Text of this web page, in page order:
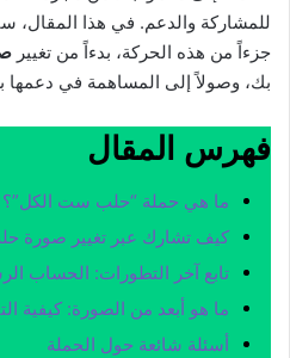
للمشاركة والدعم. في هذا
جزءاً من هذه الحركة، بدءاً من تغيير
بك، وصولاً إلى المساهمة في
فهرس المقال
ما هي حملة “حلب ست الكل”؟
كيف تشارك عبر تغيير صورة
تابع آخر التطورات: الحساب
ما هو أبعد من الصورة: كيفية
أسئلة شائعة حول الحملة